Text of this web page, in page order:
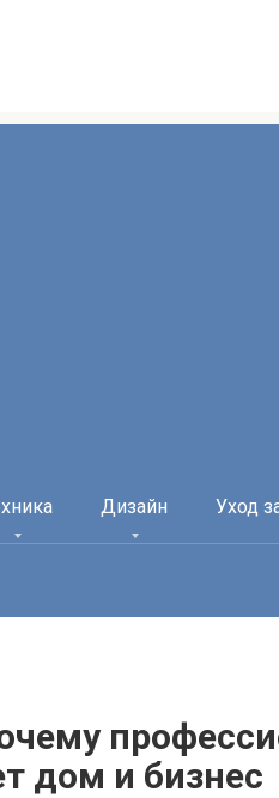
Дизайн Уход
дом и бизнес